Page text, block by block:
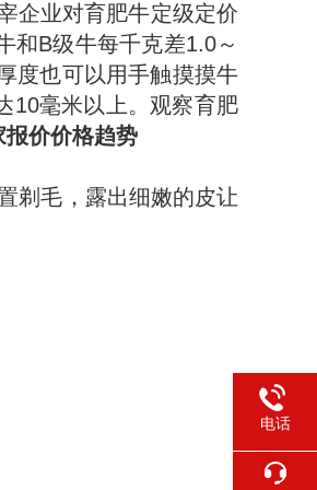
企业对育肥牛定级定价
和B级牛每千克差1.0～
度也可以用手触摸摸牛
10毫米以上。观察育肥
价价格趋势
剃毛，露出细嫩的皮让
电话